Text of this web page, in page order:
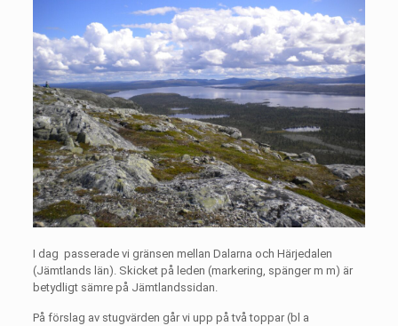
I dag passerade vi gränsen mellan Dalarna och Härjedalen
(Jämtlands län). Skicket på leden (markering, spänger m m) är
betydligt sämre på Jämtlandssidan.
På förslag av stugvärden går vi upp på två toppar (bl a